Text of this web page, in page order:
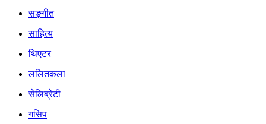
सङ्गीत
साहित्य
थिएटर
ललितकला
सेलिब्रेटी
गसिप